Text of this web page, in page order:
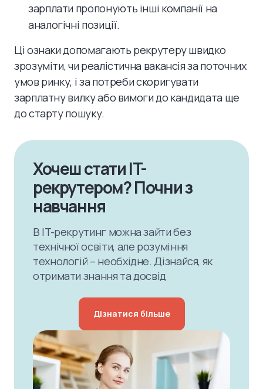
зарплати пропонують інші компанії на
аналогічні позиції.
Ці ознаки допомагають рекрутеру швидко
зрозуміти, чи реалістична вакансія за поточних
умов ринку, і за потреби скоригувати
зарплатну вилку або вимоги до кандидата ще
до старту пошуку.
Хочеш стати IT-
рекрутером? Почни з
навчання
В IT-рекрутинг можна зайти без
технічної освіти, але розуміння
технологій – необхідне. Дізнайся, як
отримати знання та досвід
Дізнатися більше